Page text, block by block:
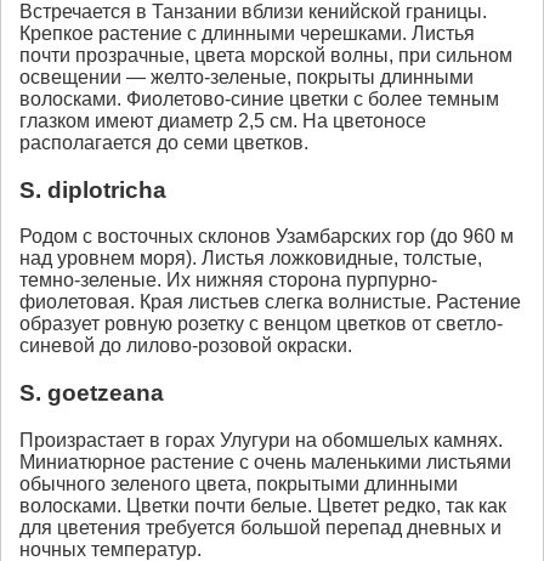
Встречается в Танзании вблизи кенийской границы.
Крепкое растение с длинными черешками. Листья
почти прозрачные, цвета морской волны, при сильном
освещении — желто-зеленые, покрыты длинными
волосками. Фиолетово-синие цветки с более темным
глазком имеют диаметр 2,5 см. На цветоносе
располагается до семи цветков.
S. diplotricha
Родом с восточных склонов Узамбарских гор (до 960 м
над уровнем моря). Листья ложковидные, толстые,
темно-зеленые. Их нижняя сторона пурпурно-
фиолетовая. Края листьев слегка волнистые. Растение
образует ровную розетку с венцом цветков от светло-
синевой до лилово-розовой окраски.
S. goetzeana
Произрастает в горах Улугури на обомшелых камнях.
Миниатюрное растение с очень маленькими листьями
обычного зеленого цвета, покрытыми длинными
волосками. Цветки почти белые. Цветет редко, так как
для цветения требуется большой перепад дневных и
ночных температур.